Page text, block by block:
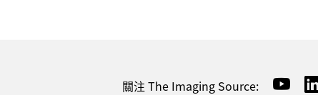
關注 The Imaging Source: